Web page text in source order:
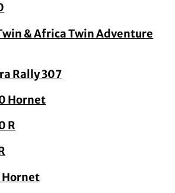
& Africa Twin Adventure
Rally 307
Hornet
R
Hornet